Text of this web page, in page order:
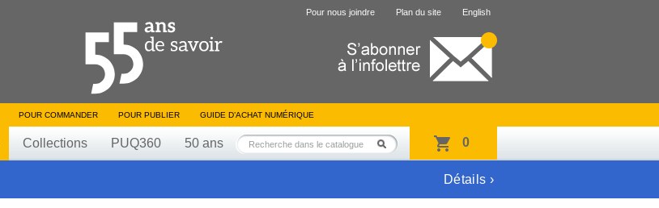
Pour nous joindre Plan du site English
POUR COMMANDER POUR PUBLIER GUIDE D’ACHAT NUMÉRIQUE
Collections PUQ360 50 ans 0
Détails ›